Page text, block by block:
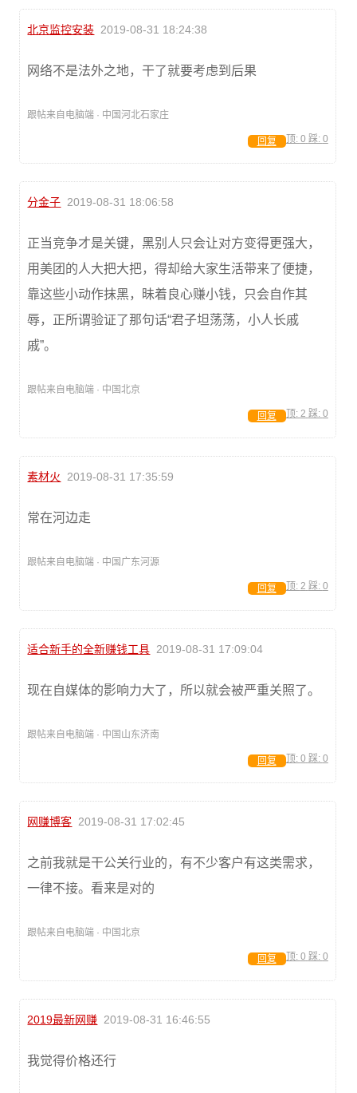
北京监控安装 2019-08-31 18:24:38
网络不是法外之地，干了就要考虑到后果
跟帖来自电脑端 · 中国河北石家庄
顶: 0 踩: 0
回复
分金子 2019-08-31 18:06:58
正当竞争才是关键，黑别人只会让对方变得更强大，
用美团的人大把大把，得却给大家生活带来了便捷，
靠这些小动作抹黑，昧着良心赚小钱，只会自作其
辱，正所谓验证了那句话“君子坦荡荡，小人长戚
戚”。
跟帖来自电脑端 · 中国北京
顶: 2 踩: 0
回复
素材火 2019-08-31 17:35:59
常在河边走
跟帖来自电脑端 · 中国广东河源
顶: 2 踩: 0
回复
适合新手的全新赚钱工具 2019-08-31 17:09:04
现在自媒体的影响力大了，所以就会被严重关照了。
跟帖来自电脑端 · 中国山东济南
顶: 0 踩: 0
回复
网赚博客 2019-08-31 17:02:45
之前我就是干公关行业的，有不少客户有这类需求，
一律不接。看来是对的
跟帖来自电脑端 · 中国北京
顶: 0 踩: 0
回复
2019最新网赚 2019-08-31 16:46:55
我觉得价格还行